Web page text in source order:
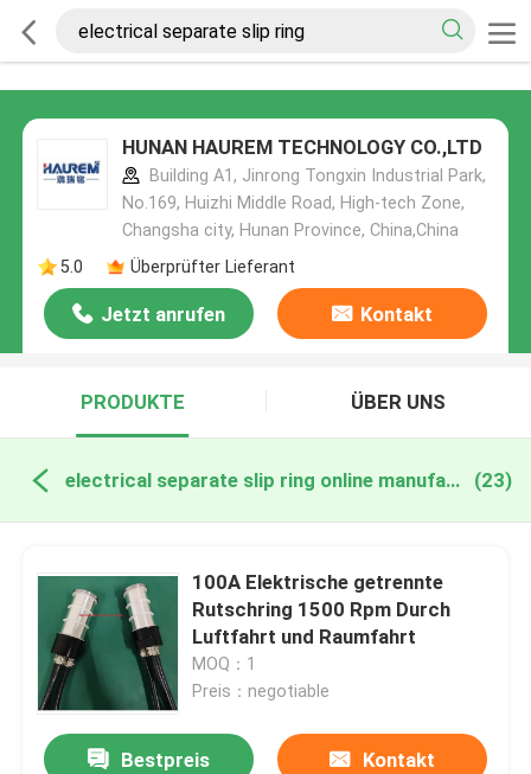
HUNAN HAUREM TECHNOLOGY CO.,LTD
Building A1, Jinrong Tongxin Industrial Park,
No.169, Huizhi Middle Road, High-tech Zone,
Changsha city, Hunan Province, China,China
5.0
Überprüfter Lieferant
Jetzt anrufen Kontakt
PRODUKTE ÜBER UNS
electrical separate slip ring online manufacture (23)
100A Elektrische getrennte
Rutschring 1500 Rpm Durch
Luftfahrt und Raumfahrt
MOQ：1
Preis：negotiable
Bestpreis Kontakt